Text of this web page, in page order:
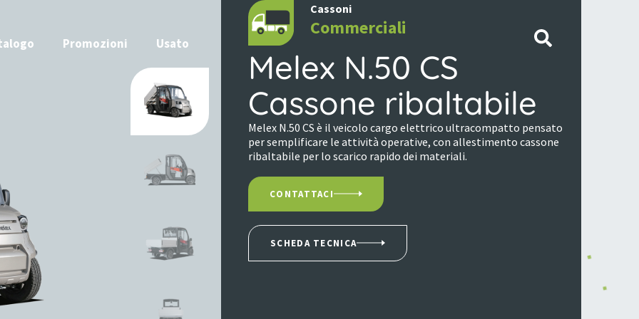
Promozioni Usato
Cassoni
Commerciali
Melex N.50 CS
Cassone ribaltabile
Melex N.50 CS è il veicolo cargo elettrico ultracompatto pensato
per semplificare le attività operative, con allestimento cassone
ribaltabile per lo scarico rapido dei materiali.
CONTATTACI
SCHEDA TECNICA